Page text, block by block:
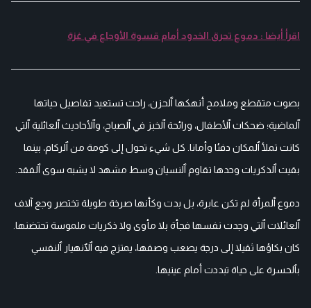
اقرأ أيضا : دموع تحرق الخدود أمام قسوة الأوجاع في غزة
بصوت متقطع وملامح أنهكها ٱلحزن، راحت تستعيد تفاصيل حياتها
ٱلماضية؛ ضحكات ٱلأطفال، ورائحة ٱلخبز في ٱلصباح، وٱلأحاديث ٱلعائلية ٱلتي
كانت تملأ ٱلمكان دفئا وأمانا. كل شيء تحول إلى كومة من ٱلركام، بينما
بقيت ٱلذكريات وحدها تقاوم ٱلنسيان وسط مشهد لا يشبه سوى ٱلفقد.
دموع ٱلمرأة لم تكن عابرة، بل بدت وكأنها صرخة طويلة تختصر وجع آلاف
ٱلعائلات ٱلتي وجدت نفسها فجأة بلا مأوى ولا ذكريات ملموسة تحتضنها.
كان بكاؤها ثقيلا إلى درجة يصعب وصفها، يمتزج فيه ٱلٱنهيار ٱلنفسي
بٱلحسرة على حياة تبددت أمام عينيها.